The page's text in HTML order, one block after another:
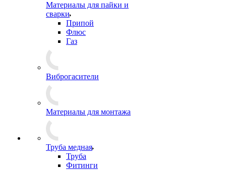
Материалы для пайки и
сварки
Припой
Флюс
Газ
Виброгасители
Материалы для монтажа
Труба медная
Труба
Фитинги